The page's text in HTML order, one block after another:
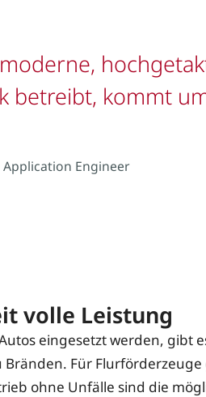
betreibt, kommt
Application Engineer
volle Leistung
eingesetzt werden, gibt
Bränden. Für
ohne Unfälle sind die